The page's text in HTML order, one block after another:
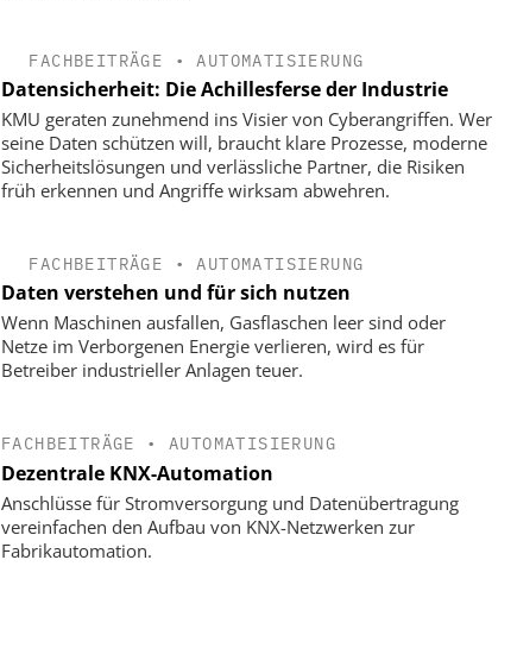
FACHBEITRÄGE •AUTOMATISIERUNG
Datensicherheit: Die Achillesferse der Industrie
KMU geraten zunehmend ins Visier von Cyberangriffen. Wer
seine Daten schützen will, braucht klare Prozesse, moderne
Sicherheitslösungen und ­verlässliche Partner, die Risiken
früh erkennen und Angriffe wirksam abwehren.
FACHBEITRÄGE •AUTOMATISIERUNG
Daten verstehen und für sich nutzen
Wenn Maschinen ausfallen, Gasflaschen leer sind oder
Netze im Verborgenen Energie verlieren, wird es für
Betreiber industrieller Anlagen teuer.
FACHBEITRÄGE •AUTOMATISIERUNG
Dezentrale KNX-Automation
Anschlüsse für Stromversorgung und Datenübertragung
vereinfachen den Aufbau von KNX-Netzwerken zur
Fabrikautomation.